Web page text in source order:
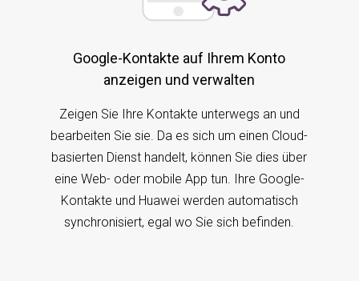
Google-Kontakte auf Ihrem Konto
anzeigen und verwalten
Zeigen Sie Ihre Kontakte unterwegs an und
bearbeiten Sie sie. Da es sich um einen Cloud-
basierten Dienst handelt, können Sie dies über
eine Web- oder mobile App tun. Ihre Google-
Kontakte und Huawei werden automatisch
synchronisiert, egal wo Sie sich befinden.